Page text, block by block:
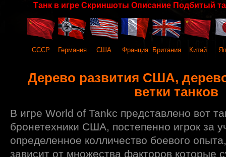
Танк в игре Скриншоты Описание Подбитый
СССР Германия США Франция Британия Китай
Дерево развития США,
ветки танков
В игре World of Tankc представлено вот
бронетехники США, постепенно игрок за
определенное колличество боевого
зависит от множества факторов которые